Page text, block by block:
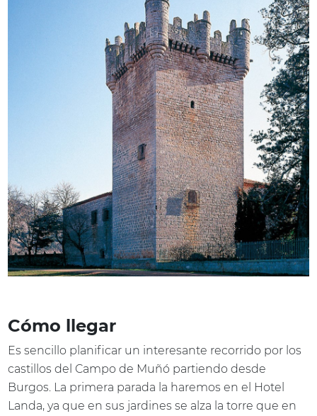
Cómo llegar
Es sencillo planificar un interesante recorrido por los
castillos del Campo de Muñó partiendo desde
Burgos. La primera parada la haremos en el Hotel
Landa, ya que en sus jardines se alza la torre que en